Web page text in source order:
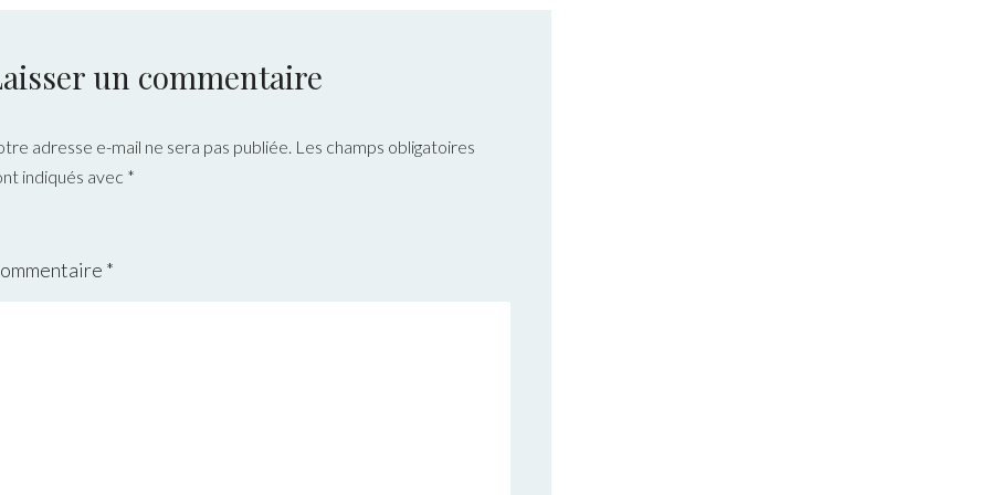
un commentaire
adresse e-mail ne sera pas publiée. Les champs obligatoires
indiqués avec *
*